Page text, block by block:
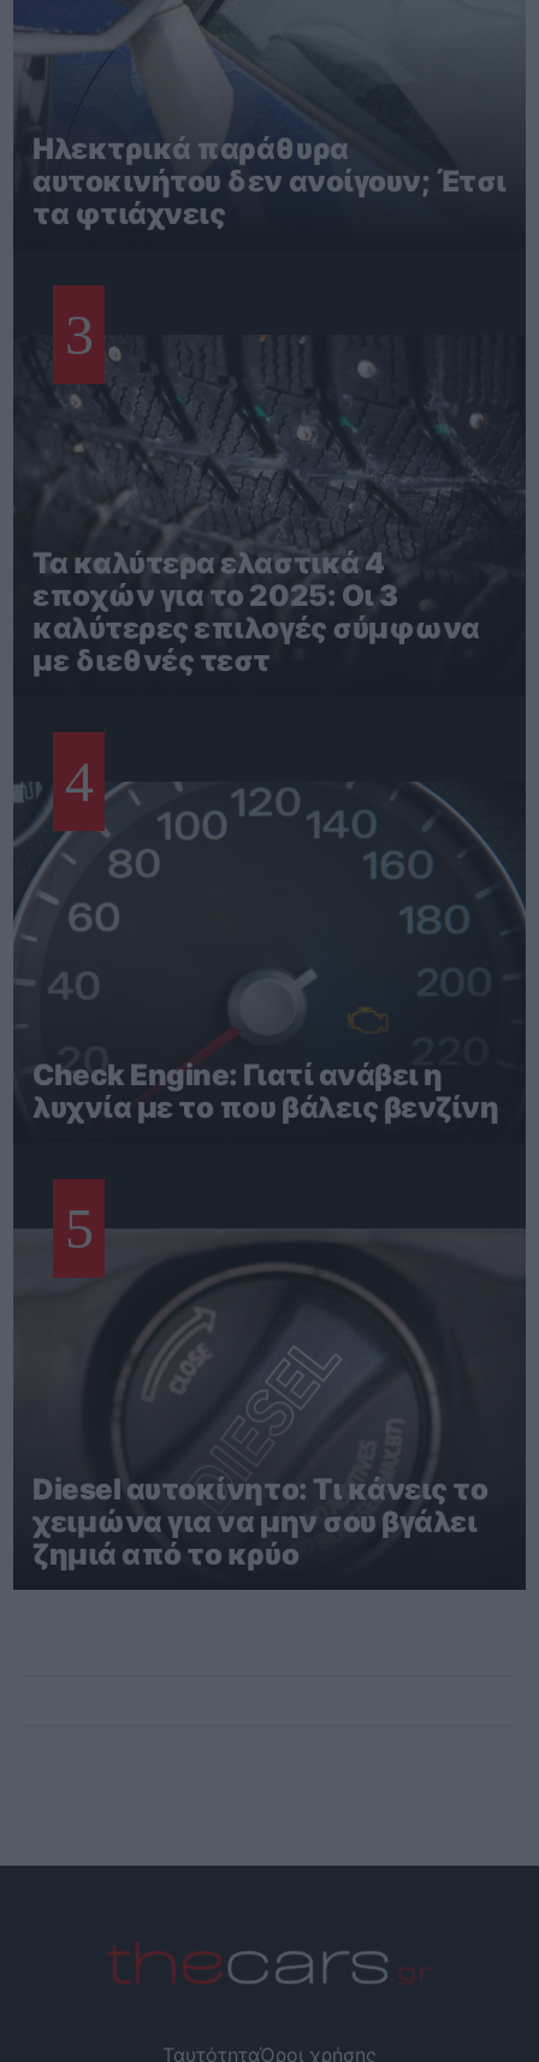
Ηλεκτρικά παράθυρα
αυτοκινήτου δεν ανοίγουν; Έτσι
τα φτιάχνεις
3
Τα καλύτερα ελαστικά 4
εποχών για το 2025: Οι 3
καλύτερες επιλογές σύμφωνα
με διεθνές τεστ
4
Check Engine: Γιατί ανάβει η
λυχνία με το που βάλεις βενζίνη
5
Diesel αυτοκίνητο: Τι κάνεις το
χειμώνα για να μην σου βγάλει
ζημιά από το κρύο
ΤαυτότηταΌροι χρήσης